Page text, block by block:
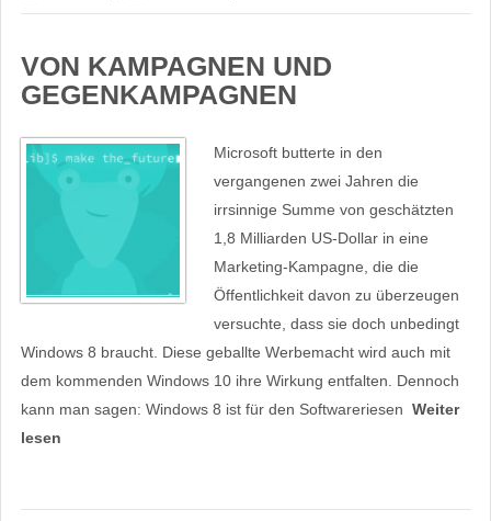
VON KAMPAGNEN UND
GEGENKAMPAGNEN
Microsoft butterte in den
vergangenen zwei Jahren die
irrsinnige Summe von geschätzten
1,8 Milliarden US-Dollar in eine
Marketing-Kampagne, die die
Öffentlichkeit davon zu überzeugen
versuchte, dass sie doch unbedingt
Windows 8 braucht. Diese geballte Werbemacht wird auch mit
dem kommenden Windows 10 ihre Wirkung entfalten. Dennoch
kann man sagen: Windows 8 ist für den Softwareriesen Weiter
lesen